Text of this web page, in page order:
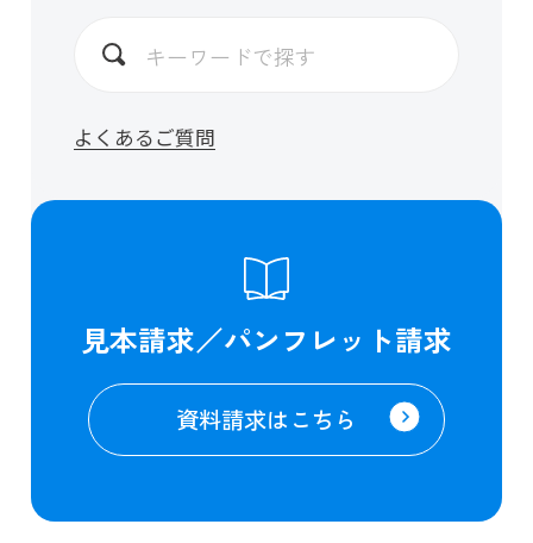
よくあるご質問
見本請求／パンフレット請求
資料請求はこちら